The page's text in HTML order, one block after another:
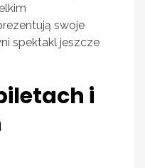
swoje
spektakl jeszcze
i